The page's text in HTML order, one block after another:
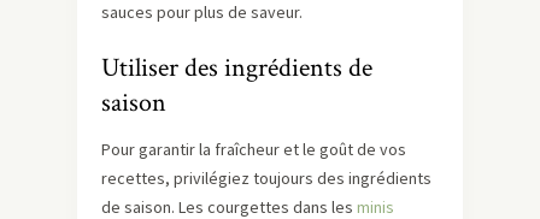
sauces pour plus de saveur.
Utiliser des ingrédients de
saison
Pour garantir la fraîcheur et le goût de vos
recettes, privilégiez toujours des ingrédients
de saison. Les courgettes dans les minis